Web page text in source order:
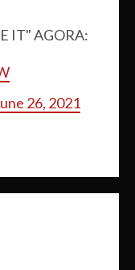
IT" AGORA:
26, 2021